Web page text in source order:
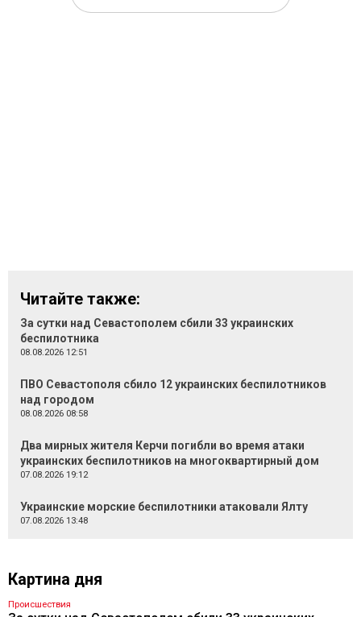
Читайте также:
За сутки над Севастополем сбили 33 украинских
беспилотника
08.08.2026 12:51
ПВО Севастополя сбило 12 украинских беспилотников
над городом
08.08.2026 08:58
Два мирных жителя Керчи погибли во время атаки
украинских беспилотников на многоквартирный дом
07.08.2026 19:12
Украинские морские беспилотники атаковали Ялту
07.08.2026 13:48
Картина дня
Происшествия